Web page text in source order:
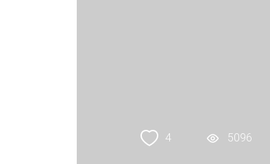
4 5096